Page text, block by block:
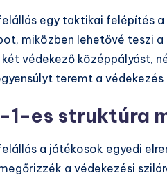
egy taktikai felépítés a
miközben lehetővé teszi
védekező középpályást,
teremt a
es struktúra
a játékosok egyedi
a védekezési